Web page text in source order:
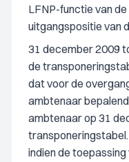
LFNP-functie van
uitgangspositie van
31 december 2009
de
dat voor de
ambtenaar
ambtenaar op 31
indien de